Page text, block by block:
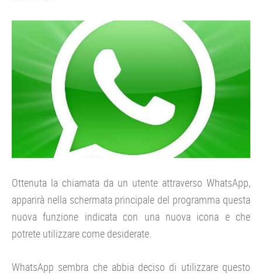
Ottenuta la chiamata da un utente attraverso WhatsApp,
apparirà nella schermata principale del programma questa
nuova funzione indicata con una nuova icona e che
potrete utilizzare come desiderate.
WhatsApp sembra che abbia deciso di utilizzare questo